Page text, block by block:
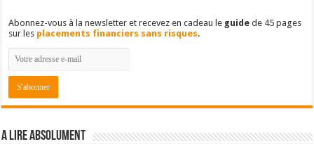
Abonnez-vous à la newsletter et recevez en cadeau le guide de 45 pages
sur les placements financiers sans risques.
A lire absolument